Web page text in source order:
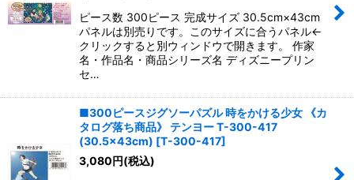
ピース数 300ピース 完成サイズ 30.5cm×43cm
パネルは別売りです。このサイズに合うパネル←
クリックすると別ウィンドウで開きます。 作家
名・作品名・商品シリーズ名 ディズニープリン
セ…
■300ピースジグソーパズル 時をかける少女 《カ
タログ落ち商品》 テンヨー T-300-417
(30.5×43cm) [T-300-417]
3,080円(税込)